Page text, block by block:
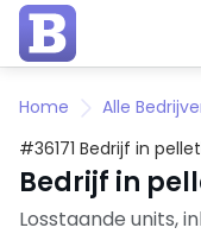
Home
Alle
#36171 Bedrijf in
Bedrijf in
Losstaande units,